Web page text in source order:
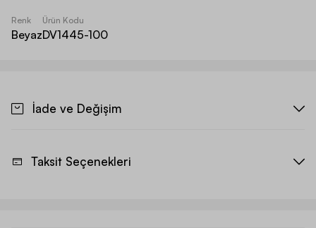
Renk
Beyaz
Ürün Kodu
DV1445-100
İade ve Değişim
Taksit Seçenekleri